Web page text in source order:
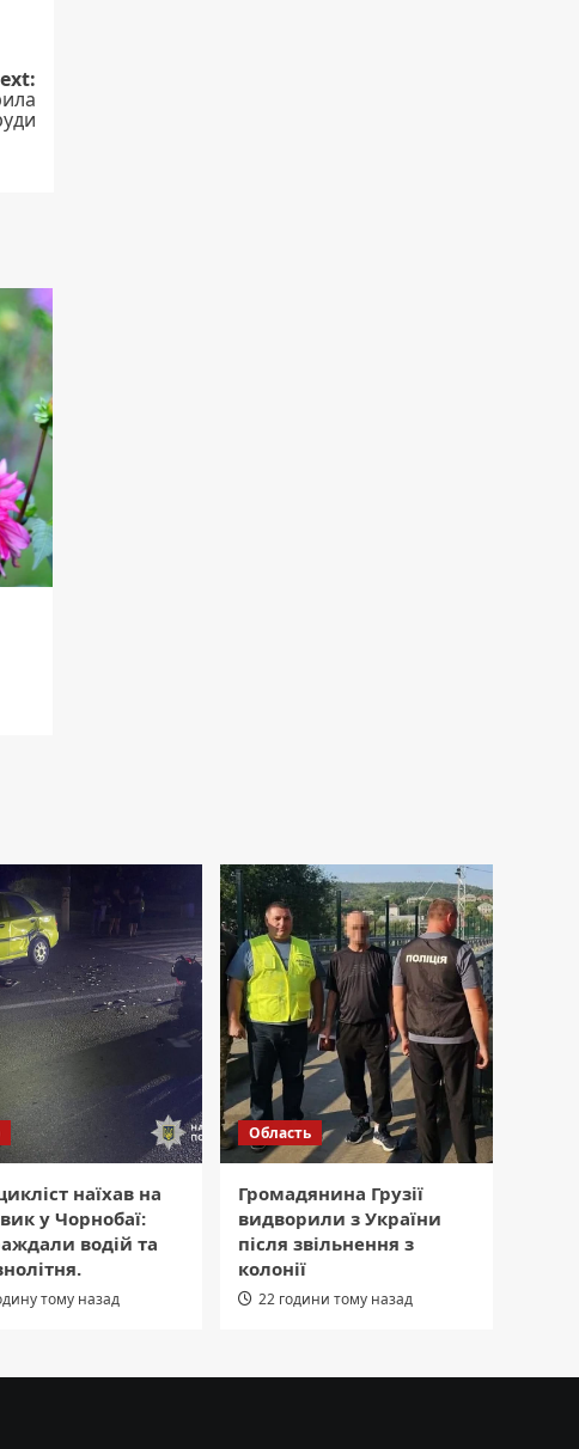
наїхав на
у Чорнобаї:
водій та
тому назад
Область
Громадянина Грузії
видворили з України
після звільнення з
колонії
22 години тому назад